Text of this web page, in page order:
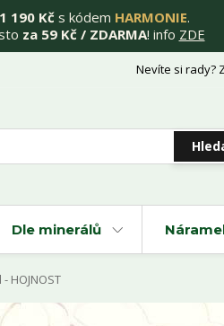
190 Kčs kódem HARMONIE.
za 59 Kč / ZDARMA! info ZDE
Nevíte si rady?
Dle minerálů
HOJNOST